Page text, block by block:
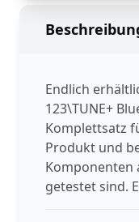
Endlich
123\TUNE+
Komplettsatz
Produkt und
Komponenten
getestet sind.